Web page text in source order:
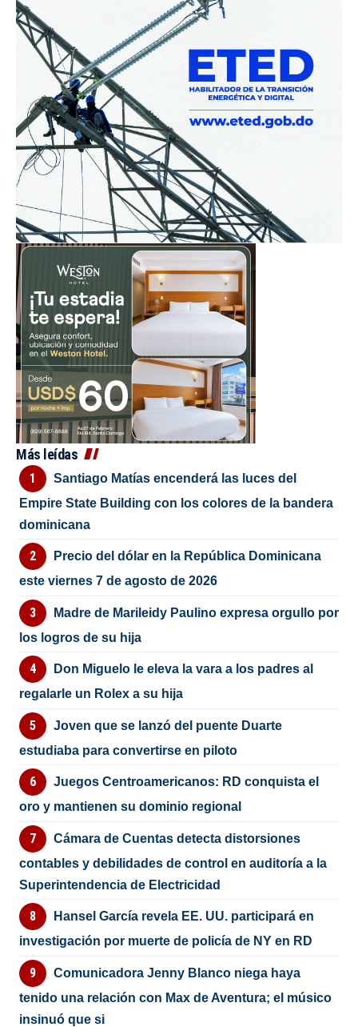
Más leídas
Santiago Matías encenderá las luces del
Empire State Building con los colores de la bandera
dominicana
Precio del dólar en la República Dominicana
este viernes 7 de agosto de 2026
Madre de Marileidy Paulino expresa orgullo por
los logros de su hija
Don Miguelo le eleva la vara a los padres al
regalarle un Rolex a su hija
Joven que se lanzó del puente Duarte
estudiaba para convertirse en piloto
Juegos Centroamericanos: RD conquista el
oro y mantienen su dominio regional
Cámara de Cuentas detecta distorsiones
contables y debilidades de control en auditoría a la
Superintendencia de Electricidad
Hansel García revela EE. UU. participará en
investigación por muerte de policía de NY en RD
Comunicadora Jenny Blanco niega haya
tenido una relación con Max de Aventura; el músico
insinuó que si